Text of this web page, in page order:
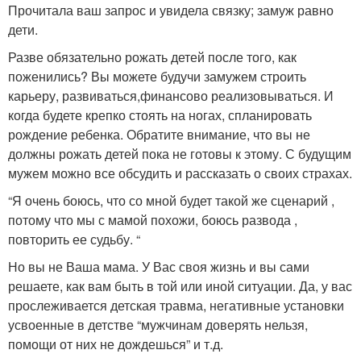
Прочитала ваш запрос и увидела связку; замуж равно
дети.
Разве обязательно рожать детей после того, как
поженились? Вы можете будучи замужем строить
карьеру, развиваться,финансово реализовываться. И
когда будете крепко стоять на ногах, спланировать
рождение ребенка. Обратите внимание, что вы не
должны рожать детей пока не готовы к этому. С будущим
мужем можно все обсудить и рассказать о своих страхах.
“Я очень боюсь, что со мной будет такой же сценарий ,
потому что мы с мамой похожи, боюсь развода ,
повторить ее судьбу. “
Но вы не Ваша мама. У Вас своя жизнь и вы сами
решаете, как вам быть в той или иной ситуации. Да, у вас
прослеживается детская травма, негативные установки
усвоенные в детстве “мужчинам доверять нельзя,
помощи от них не дождешься” и т.д.